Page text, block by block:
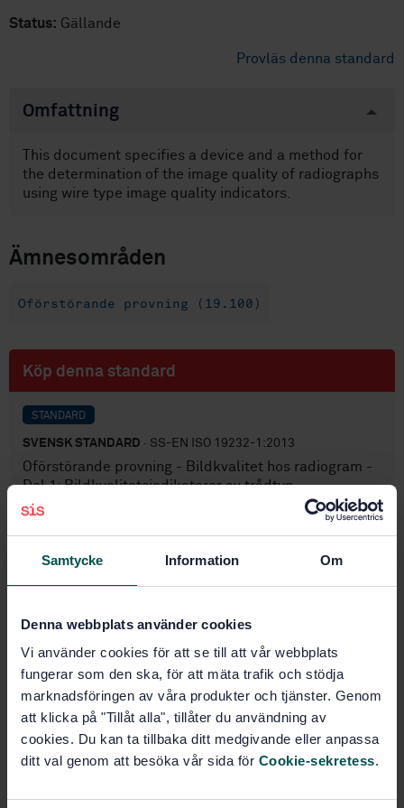
Samtycke Information Om
Denna webbplats använder cookies
Vi använder cookies för att se till att vår webbplats
fungerar som den ska, för att mäta trafik och stödja
marknadsföringen av våra produkter och tjänster. Genom
att klicka på "Tillåt alla", tillåter du användning av
cookies. Du kan ta tillbaka ditt medgivande eller anpassa
ditt val genom att besöka vår sida för Cookie-sekretess.
Status: Gällande
Provläs denna standard
Omfattning
This document specifies a device and a method for
the determination of the image quality of radiographs
using wire type image quality indicators.
Ämnesområden
Oförstörande provning (19.100)
Köp denna standard
STANDARD
SVENSK STANDARD · SS-EN ISO 19232-1:2013
Oförstörande provning - Bildkvalitet hos radiogram -
Del 1: Bildkvalitetsindikatorer av trådtyp -
Bestämning av bildkvalitetsnivå (ISO 19232-1:2013)
Pris:789 SEK
Fler alternativ
Produktinformation
Framtagen av:
Oförstörande provning,